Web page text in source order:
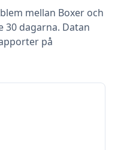
mellan Boxer och
30 dagarna. Datan
på